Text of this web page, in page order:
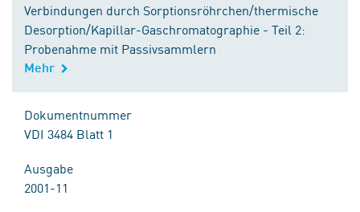
Verbindungen durch Sorptionsröhrchen/thermische
Desorption/Kapillar-Gaschromatographie - Teil 2:
Probenahme mit Passivsammlern
Mehr
Dokumentnummer
VDI 3484 Blatt 1
Ausgabe
2001-11